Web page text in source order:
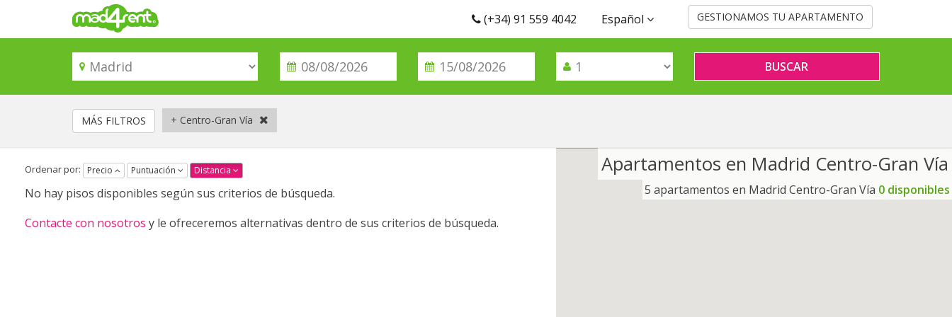
(+34) 91 559 4042 Español
MÁS FILTROS + Centro-Gran Vía
Ordenar por: Precio Puntuación Distancia
No hay pisos disponibles según sus criterios de búsqueda.
Contacte con nosotros y le ofreceremos alternativas dentro de sus criterios de búsqueda.
Apartamentos en Madrid Centro-Gran Vía
5 apartamentos en Madrid Centro-Gran Vía 0 disponibles